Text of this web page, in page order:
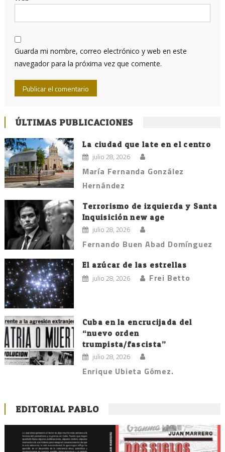
Guarda mi nombre, correo electrónico y web en este
navegador para la próxima vez que comente.
ÚLTIMAS PUBLICACIONES
La ciudad que late en el centro
julio 28, 2026
María Fernanda González
Hernández
Terrorismo de izquierda y Santa
Inquisición new age
julio 28, 2026
Fernando Buen Abad Domínguez
El azúcar de las estrellas
julio 28, 2026 Frei Betto
Cuba en la encrucijada del
“nuevo orden
trumpista/fascista”
julio 28, 2026
Enrique Ubieta Gómez.
EDITORIAL PABLO